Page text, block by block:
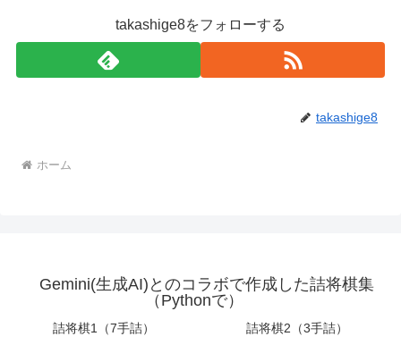
takashige8をフォローする
takashige8
ホーム
Gemini(生成AI)とのコラボで作成した詰将棋集
（Pythonで）
詰将棋1（7手詰）
詰将棋2（3手詰）